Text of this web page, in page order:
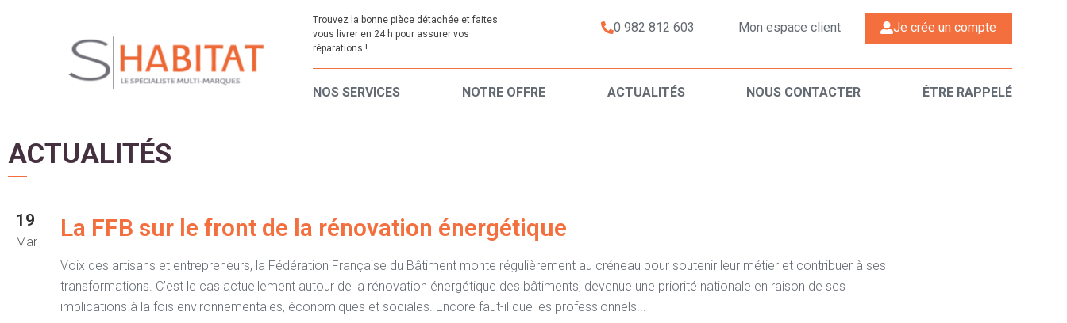
Trouvez la bonne pièce détachée et faites
vous livrer en 24 h pour assurer vos
réparations !
0 982 812 603 Mon espace client Je crée un compte
NOS SERVICES NOTRE OFFRE ACTUALITÉS NOUS CONTACTER ÊTRE RAPPELÉ
ACTUALITÉS
19
Mar
La FFB sur le front de la rénovation énergétique
Voix des artisans et entrepreneurs, la Fédération Française du Bâtiment monte régulièrement au créneau pour soutenir leur métier et contribuer à ses
transformations. C’est le cas actuellement autour de la rénovation énergétique des bâtiments, devenue une priorité nationale en raison de ses
implications à la fois environnementales, économiques et sociales. Encore faut-il que les professionnels...